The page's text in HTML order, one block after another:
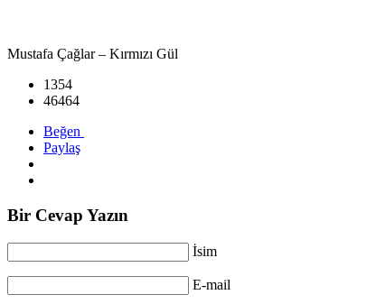
Mustafa Çağlar – Kırmızı Gül
1354
46464
Beğen
Paylaş
Bir Cevap Yazın
İsim
E-mail